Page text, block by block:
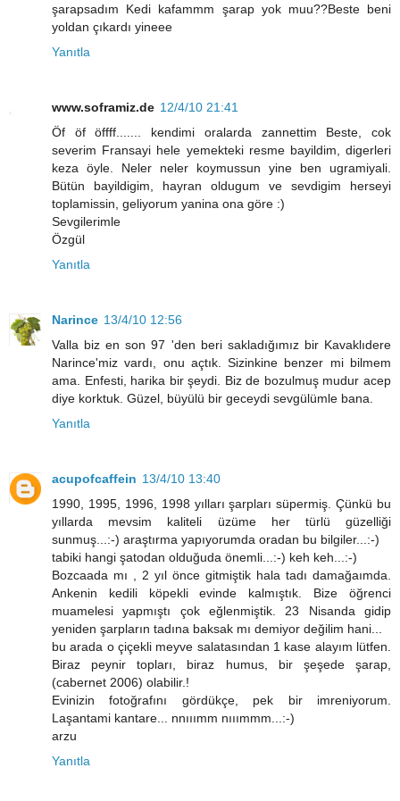
şarapsadım Kedi kafammm şarap yok muu??Beste beni
yoldan çıkardı yineee
Yanıtla
www.soframiz.de 12/4/10 21:41
Öf öf öffff....... kendimi oralarda zannettim Beste, cok
severim Fransayi hele yemekteki resme bayildim, digerleri
keza öyle. Neler neler koymussun yine ben ugramiyali.
Bütün bayildigim, hayran oldugum ve sevdigim herseyi
toplamissin, geliyorum yanina ona göre :)
Sevgilerimle
Özgül
Yanıtla
Narince 13/4/10 12:56
Valla biz en son 97 'den beri sakladığımız bir Kavaklıdere
Narince'miz vardı, onu açtık. Sizinkine benzer mi bilmem
ama. Enfesti, harika bir şeydi. Biz de bozulmuş mudur acep
diye korktuk. Güzel, büyülü bir geceydi sevgülümle bana.
Yanıtla
acupofcaffein 13/4/10 13:40
1990, 1995, 1996, 1998 yılları şarpları süpermiş. Çünkü bu
yıllarda mevsim kaliteli üzüme her türlü güzelliği
sunmuş...:-) araştırma yapıyorumda oradan bu bilgiler...:-)
tabiki hangi şatodan olduğuda önemli...:-) keh keh...:-)
Bozcaada mı , 2 yıl önce gitmiştik hala tadı damağaımda.
Ankenin kedili köpekli evinde kalmıştık. Bize öğrenci
muamelesi yapmıştı çok eğlenmiştik. 23 Nisanda gidip
yeniden şarpların tadına baksak mı demiyor değilim hani...
bu arada o çiçekli meyve salatasından 1 kase alayım lütfen.
Biraz peynir topları, biraz humus, bir şeşede şarap,
(cabernet 2006) olabilir.!
Evinizin fotoğrafını gördükçe, pek bir imreniyorum.
Laşantami kantare... nnııımm nııımmm...:-)
arzu
Yanıtla